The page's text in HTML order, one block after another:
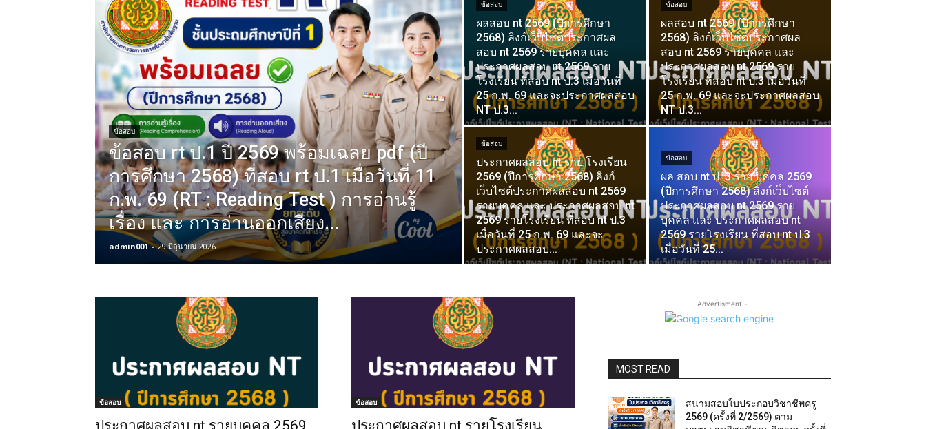
ข้อสอบ
ข้อสอบ rt ป.1 ปี 2569 พร้อมเฉลย pdf (ปี
การศึกษา 2568) ที่สอบ rt ป.1 เมื่อวันที่ 11
ก.พ. 69 (RT : Reading Test ) การอ่านรู้
เรื่อง และ การอ่านออกเสียง...
admin001 - 29 มิถุนายน 2026
ข้อสอบ
ผลสอบ nt 2569 (ปีการศึกษา
2568) ลิงก์เว็บไซต์ประกาศผล
สอบ nt 2569 รายบุคคล และ
ประกาศผลสอบ nt 2569 ราย
โรงเรียน ที่สอบ nt ป.3 เมื่อวันที่
25 ก.พ. 69 และจะประกาศผลสอบ
NT ป.3...
ข้อสอบ
ผลสอบ nt 2569 (ปีการศึกษา
2568) ลิงก์เว็บไซต์ประกาศผล
สอบ nt 2569 รายบุคคล และ
ประกาศผลสอบ nt 2569 ราย
โรงเรียน ที่สอบ nt ป.3 เมื่อวันที่
25 ก.พ. 69 และจะประกาศผลสอบ
NT ป.3...
ข้อสอบ
ประกาศผลสอบ nt ราย โรงเรียน
2569 (ปีการศึกษา 2568) ลิงก์
เว็บไซต์ประกาศผลสอบ nt 2569
รายบุคคล และ ประกาศผลสอบ nt
2569 รายโรงเรียน ที่สอบ nt ป.3
เมื่อวันที่ 25 ก.พ. 69 และจะ
ประกาศผลสอบ...
ข้อสอบ
ผล สอบ nt ป. 3 ราย บุคคล 2569
(ปีการศึกษา 2568) ลิงก์เว็บไซต์
ประกาศผลสอบ nt 2569 ราย
บุคคล และ ประกาศผลสอบ nt
2569 รายโรงเรียน ที่สอบ nt ป.3
เมื่อวันที่ 25...
ข้อสอบ
ประกาศผลสอบ nt รายบุคคล 2569
ข้อสอบ
ประกาศผลสอบ nt รายโรงเรียน
- Advertisment -
MOST READ
สนามสอบใบประกอบวิชาชีพครู
2569 (ครั้งที่ 2/2569) ตาม